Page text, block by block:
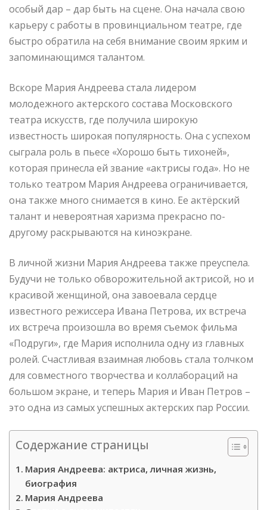
особый дар – дар быть на сцене. Она начала свою
карьеру с работы в провинциальном театре, где
быстро обратила на себя внимание своим ярким и
запоминающимся талантом.
Вскоре Мария Андреева стала лидером
молодежного актерского состава Московского
театра искусств, где получила широкую
известность широкая популярность. Она с успехом
сыграла роль в пьесе «Хорошо быть тихоней»,
которая принесла ей звание «актрисы года». Но не
только театром Мария Андреева ограничивается,
она также много снимается в кино. Ее актёрский
талант и невероятная харизма прекрасно по-
другому раскрываются на киноэкране.
В личной жизни Мария Андреева также преуспела.
Будучи не только обворожительной актрисой, но и
красивой женщиной, она завоевала сердце
известного режиссера Ивана Петрова, их встреча
их встреча произошла во время съемок фильма
«Подруги», где Мария исполнила одну из главных
ролей. Счастливая взаимная любовь стала толчком
для совместного творчества и коллабораций на
большом экране, и теперь Мария и Иван Петров –
это одна из самых успешных актерских пар России.
Содержание страницы
Мария Андреева: актриса, личная жизнь,
биография
Мария Андреева